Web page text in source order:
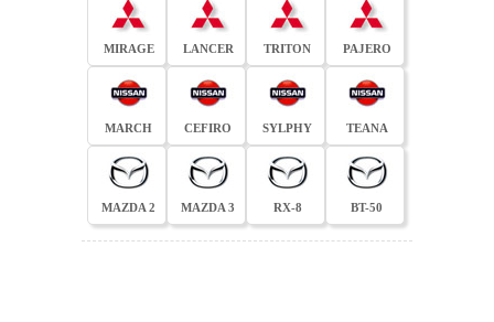
MIRAGE LANCER TRITON PAJERO
MARCH CEFIRO SYLPHY TEANA
MAZDA 2 MAZDA 3 RX-8 BT-50